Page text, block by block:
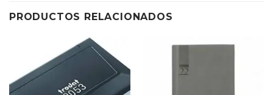
PRODUCTOS RELACIONADOS